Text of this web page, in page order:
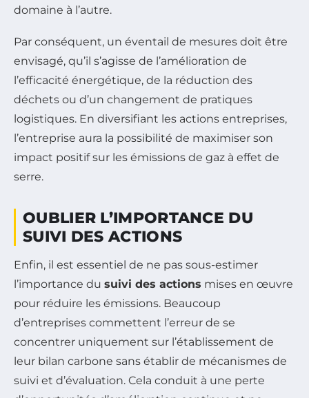
domaine à l’autre.
Par conséquent, un éventail de mesures doit être
envisagé, qu’il s’agisse de l’amélioration de
l’efficacité énergétique, de la réduction des
déchets ou d’un changement de pratiques
logistiques. En diversifiant les actions entreprises,
l’entreprise aura la possibilité de maximiser son
impact positif sur les émissions de gaz à effet de
serre.
OUBLIER L’IMPORTANCE DU
SUIVI DES ACTIONS
Enfin, il est essentiel de ne pas sous-estimer
l’importance du suivi des actions mises en œuvre
pour réduire les émissions. Beaucoup
d’entreprises commettent l’erreur de se
concentrer uniquement sur l’établissement de
leur bilan carbone sans établir de mécanismes de
suivi et d’évaluation. Cela conduit à une perte